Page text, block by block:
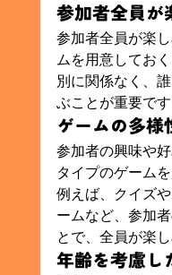
参加者全員が
参加者全員が楽
ムを用意してお
別に関係なく、
ぶことが重要です
ゲームの多様
参加者の興味や
タイプのゲーム
例えば、クイズ
ームなど、参加
とで、全員が楽
年齢を考慮し